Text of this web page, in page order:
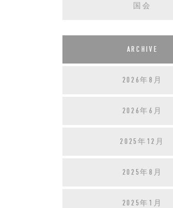
国会
ARCHIVE
2026年8月
2026年6月
2025年12月
2025年8月
2025年1月